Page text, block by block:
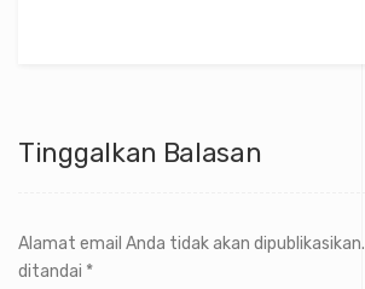
Tinggalkan Balasan
Alamat email Anda tidak akan dipublikasikan.
ditandai *